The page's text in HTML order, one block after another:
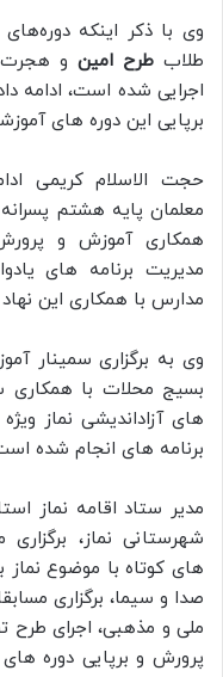
وی با ذکر اینکه
طلابطرح امین و هجرت
اجرایی شده است، ادامه
برپایی این دوره‌ های
حجت الاسلام کریمی
معلمان پایه هشتم
همکاری آموزش‌ و
مدیریت برنامه‌ های
مدارس با همکاری این
وی به برگزاری سمینار
بسیج محلات با همکاری
های آزاداندیشی نماز
برنامه‌ های انجام شده
مدیر ستاد اقامه نماز
شهرستانی نماز،
های کوتاه با موضوع
صدا و سیما، برگزاری
ملی و مذهبی، اجرای طرح
پرورش و برپایی دوره‌